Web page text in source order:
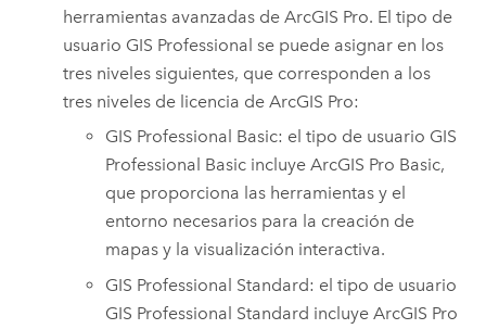
herramientas avanzadas deArcGIS Pro. El tipo de
usuario GIS Professional se puede asignar en los
tres niveles siguientes, que corresponden a los
tres niveles de licencia deArcGIS Pro:
GIS Professional Basic: el tipo de usuario GIS
Professional Basic incluyeArcGIS Pro Basic,
que proporciona las herramientas y el
entorno necesarios para la creación de
mapas y la visualización interactiva.
GIS Professional Standard: el tipo de usuario
GIS Professional Standard incluyeArcGIS Pro